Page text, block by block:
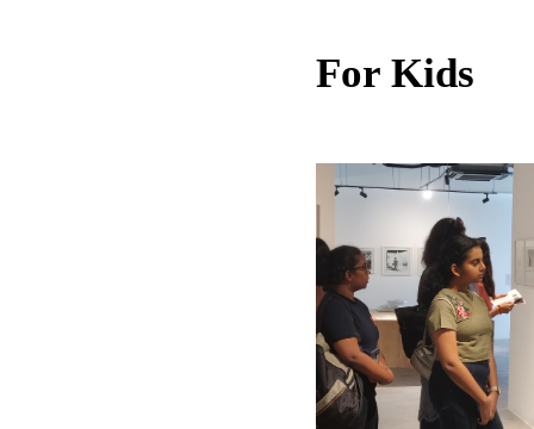
For Kids